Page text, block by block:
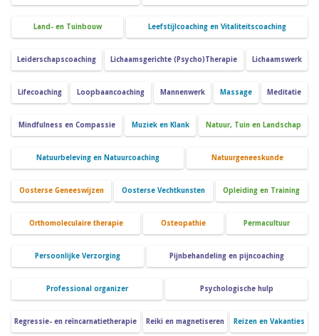
Land- en Tuinbouw Leefstijlcoaching en Vitaliteitscoaching
Leiderschapscoaching Lichaamsgerichte (Psycho)Therapie Lichaamswerk
Lifecoaching Loopbaancoaching Mannenwerk Massage Meditatie
Mindfulness en Compassie Muziek en Klank Natuur, Tuin en Landschap
Natuurbeleving en Natuurcoaching Natuurgeneeskunde
Oosterse Geneeswijzen Oosterse Vechtkunsten Opleiding en Training
Orthomoleculaire therapie Osteopathie Permacultuur
Persoonlijke Verzorging Pijnbehandeling en pijncoaching
Professional organizer Psychologische hulp
Regressie- en reïncarnatietherapie Reiki en magnetiseren Reizen en Vakanties